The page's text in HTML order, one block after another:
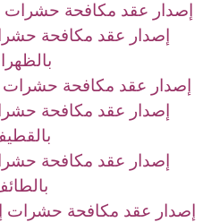
إصدار عقد مكافحة حشرات
إصدار عقد مكافحة
إصدار عقد مكافحة حشرات
إصدار عقد مكافحة
إصدار عقد مكافحة
إصدار عقد مكافحة حشرات